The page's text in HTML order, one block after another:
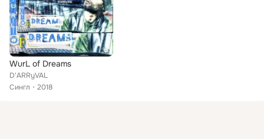
WurL of Dreams
D'ARRyVAL
Сингл
2018